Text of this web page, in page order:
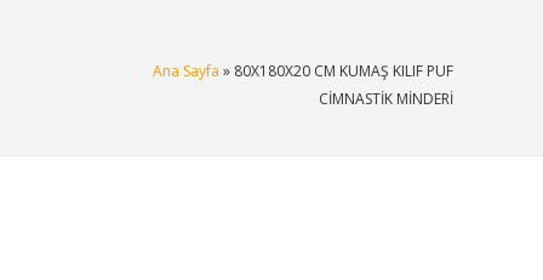
Ana Sayfa » 80X180X20 CM KUMAŞ KILIF PUF
CİMNASTİK MİNDERİ